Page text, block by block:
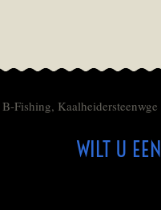
Fishing,
WILT U EEN